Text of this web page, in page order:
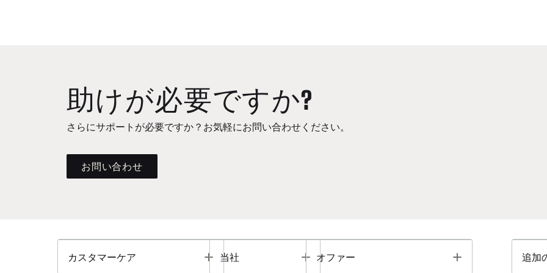
助けが必要ですか?
さらにサポートが必要ですか？お気軽にお問い合わせください。
お問い合わせ
カスタマーケア Toggle
当社 Toggle
オファー Toggle 追加